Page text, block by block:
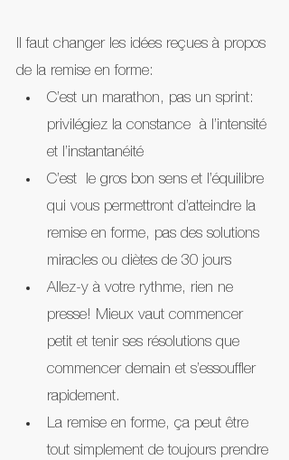
Il faut changer les idées reçues à propos
de la remise en forme:
C’est un marathon, pas un sprint:
privilégiez la constance  à l’intensité
et l’instantanéité
C’est  le gros bon sens et l’équilibre
qui vous permettront d’atteindre la
remise en forme, pas des solutions
miracles ou diètes de 30 jours
Allez-y à votre rythme, rien ne
presse! Mieux vaut commencer
petit et tenir ses résolutions que
commencer demain et s’essouffler
rapidement.
La remise en forme, ça peut être
tout simplement de toujours prendre